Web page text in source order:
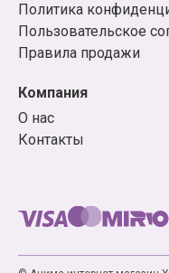
Политика
Пользовательское
Правила продажи
Компания
О нас
Контакты